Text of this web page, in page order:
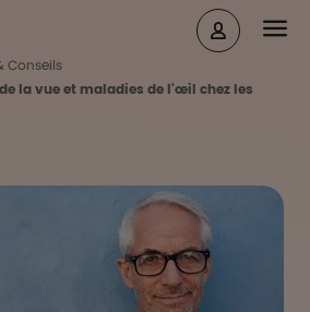
Accueil
Conseils
la vue et maladies de l'œil chez les